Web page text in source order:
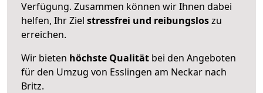
Verfügung. Zusammen können wir Ihnen dabei
helfen, Ihr Ziel stressfrei und reibungsloszu
erreichen.
Wir bieten höchste Qualität bei den Angeboten
für den Umzug von Esslingen am Neckar nach
Britz.